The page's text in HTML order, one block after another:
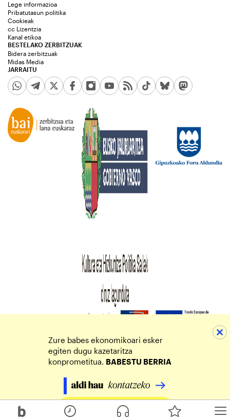
JARRAITU
Lege informazioa
Pribatutasun politika
Cookieak
cc Lizentzia
Kanal etikoa
BESTELAKO ZERBITZUAK
Bidera zerbitzuak
Midas Media
Zure babes ekonomikoari esker
egiten dugu kazetaritza
konprometitua. BABESTU BERRIA
Egin zure ekarpena